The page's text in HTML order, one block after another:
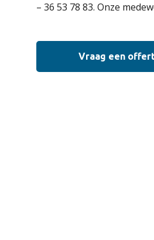
– 36 53 78 83. Onze
Vraag een